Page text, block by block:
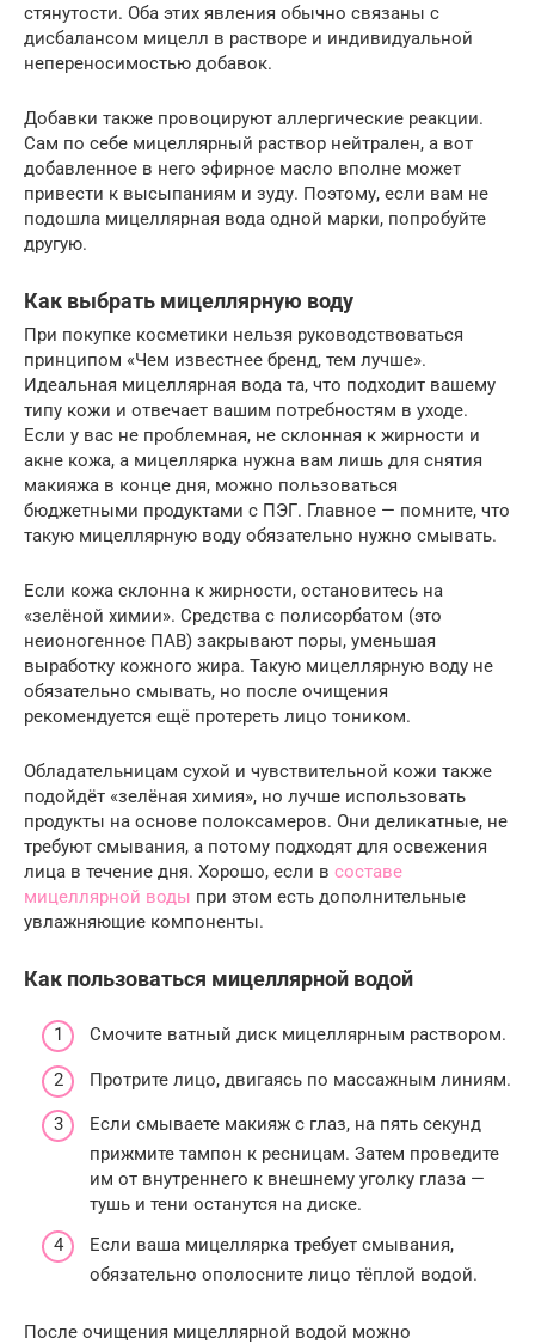
стянутости. Оба этих явления обычно связаны с
дисбалансом мицелл в растворе и индивидуальной
непереносимостью добавок.
Добавки также провоцируют аллергические реакции.
Сам по себе мицеллярный раствор нейтрален, а вот
добавленное в него эфирное масло вполне может
привести к высыпаниям и зуду. Поэтому, если вам не
подошла мицеллярная вода одной марки, попробуйте
другую.
Как выбрать мицеллярную воду
При покупке косметики нельзя руководствоваться
принципом «Чем известнее бренд, тем лучше».
Идеальная мицеллярная вода та, что подходит вашему
типу кожи и отвечает вашим потребностям в уходе.
Если у вас не проблемная, не склонная к жирности и
акне кожа, а мицеллярка нужна вам лишь для снятия
макияжа в конце дня, можно пользоваться
бюджетными продуктами с ПЭГ. Главное — помните, что
такую мицеллярную воду обязательно нужно смывать.
Если кожа склонна к жирности, остановитесь на
«зелёной химии». Средства с полисорбатом (это
неионогенное ПАВ) закрывают поры, уменьшая
выработку кожного жира. Такую мицеллярную воду не
обязательно смывать, но после очищения
рекомендуется ещё протереть лицо тоником.
Обладательницам сухой и чувствительной кожи также
подойдёт «зелёная химия», но лучше использовать
продукты на основе полоксамеров. Они деликатные, не
требуют смывания, а потому подходят для освежения
лица в течение дня. Хорошо, если в составе
мицеллярной воды при этом есть дополнительные
увлажняющие компоненты.
Как пользоваться мицеллярной водой
Смочите ватный диск мицеллярным раствором.
Протрите лицо, двигаясь по массажным линиям.
Если смываете макияж с глаз, на пять секунд
прижмите тампон к ресницам. Затем проведите
им от внутреннего к внешнему уголку глаза —
тушь и тени останутся на диске.
Если ваша мицеллярка требует смывания,
обязательно ополосните лицо тёплой водой.
После очищения мицеллярной водой можно